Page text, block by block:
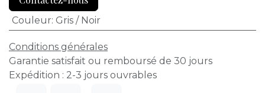
Couleur: Gris / Noir
Conditions générales
Garantie satisfait ou remboursé de 30 jours
Expédition : 2-3 jours ouvrables